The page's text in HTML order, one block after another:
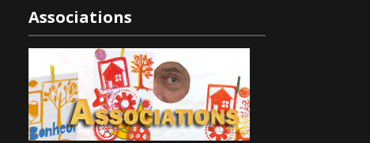
Associations